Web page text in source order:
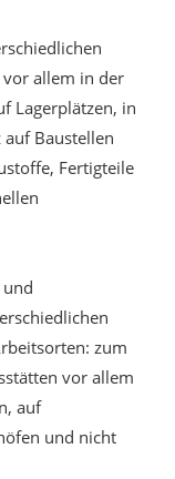
allem in der
Lagerplätzen, in
Baustellen
Fertigteile
zum
vor allem
auf
und nicht